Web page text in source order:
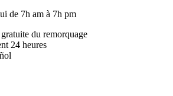
de 7h am à 7h pm
du remorquage
24 heures